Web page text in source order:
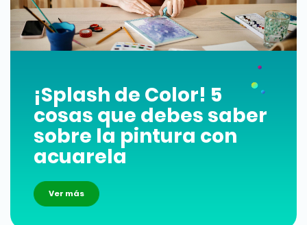
¡Splash de Color! 5
cosas que debes saber
sobre la pintura con
acuarela
Ver más